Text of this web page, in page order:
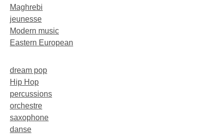
Maghrebi
jeunesse
Modern music
Eastern European
dream pop
Hip Hop
percussions
orchestre
saxophone
danse